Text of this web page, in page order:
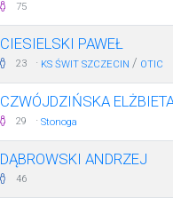
75
CIESIELSKI PAWEŁ
23 · KS ŚWIT SZCZECIN / OTIC
CZWÓJDZIŃSKA
29 · Stonoga
DĄBROWSKI ANDRZEJ
46